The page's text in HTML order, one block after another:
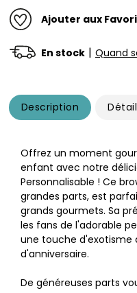
Ajouter aux
En stock | Quand
Description
Offrez un moment
enfant avec notre
Personnalisable ! Ce
grandes parts, est
grands gourmets. Sa
les fans de l'adorable
une touche d'exotisme
d'anniversaire.
De généreuses parts